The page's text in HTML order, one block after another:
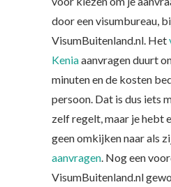
door een visumbureau,
VisumBuitenland.nl. Het
Keniaaanvragen duurt
minuten en de kosten
persoon. Dat is dus iets
zelf regelt, maar je hebt
geen omkijken naar als
aanvragen . Nog een
VisumBuitenland.nl